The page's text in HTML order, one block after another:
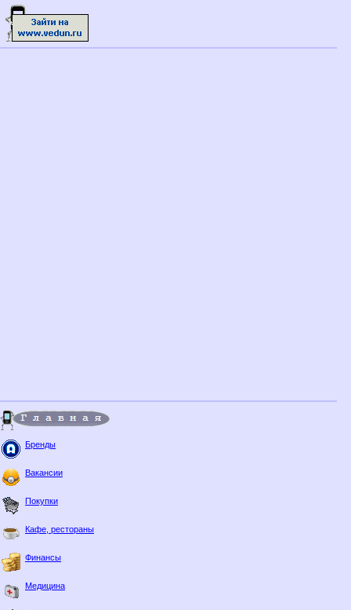
Бренды
Вакансии
Покупки
Кафе, рестораны
Финансы
Медицина